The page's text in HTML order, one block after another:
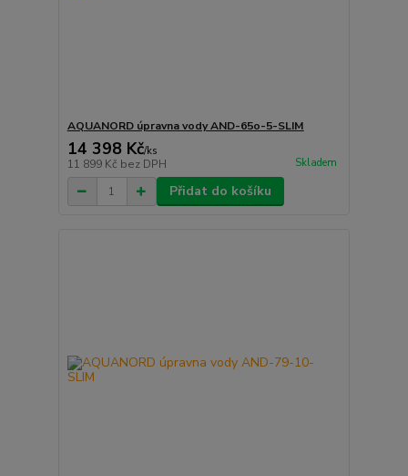
AQUANORD úpravna vody AND-65o-5-SLIM
14 398 Kč/ks
11 899 Kč bez DPH Skladem
Přidat do košíku